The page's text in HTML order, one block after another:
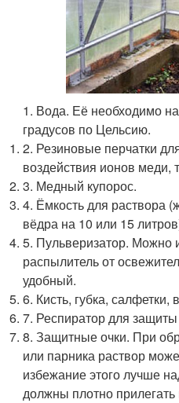
1. Вода. Её необходимо
градусов по Цельсию.
2. Резиновые перчатки
воздействия ионов меди,
3. Медный купорос.
4. Ёмкость для раствора
вёдра на 10 или 15
5. Пульверизатор. Можно
распылитель от
удобный.
6. Кисть, губка, салфетки,
7. Респиратор для
8. Защитные очки. При
или парника раствор
избежание этого лучше
должны плотно прилегать